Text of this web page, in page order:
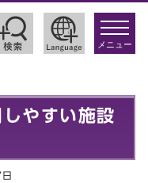
toggle
メニュー
やすい施設